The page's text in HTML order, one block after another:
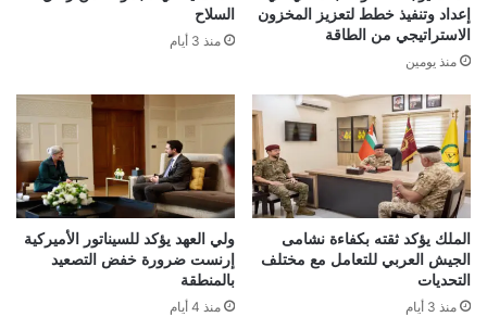
إعداد وتنفيذ خطط لتعزيز المخزون
الاستراتيجي من الطاقة
منذ يومين
السلاح
منذ 3 أيام
الملك يؤكد ثقته بكفاءة نشامى
الجيش العربي للتعامل مع مختلف
التحديات
منذ 3 أيام
ولي العهد يؤكد للسيناتور الأميركية
إرنست ضرورة خفض التصعيد
بالمنطقة
منذ 4 أيام